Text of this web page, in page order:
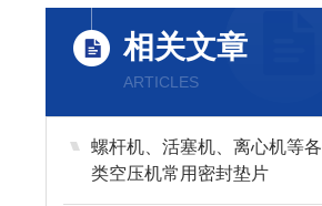
相关文章
ARTICLES
螺杆机、活塞机、离心机等各
类空压机常用密封垫片